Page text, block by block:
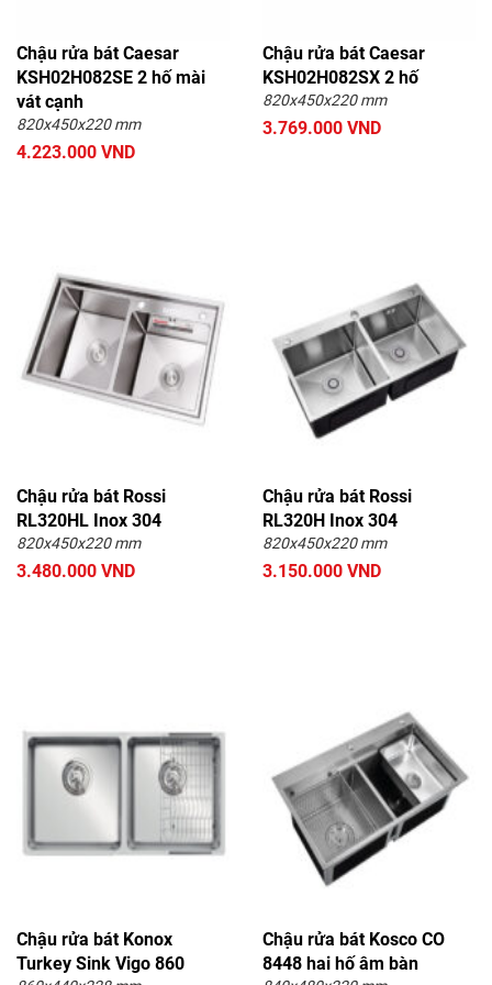
Chậu rửa bát Caesar
KSH02H082SE 2 hố mài
vát cạnh
820x450x220 mm
4.223.000 VND
Chậu rửa bát Caesar
KSH02H082SX 2 hố
820x450x220 mm
3.769.000 VND
Chậu rửa bát Rossi
RL320HL Inox 304
820x450x220 mm
3.480.000 VND
Chậu rửa bát Rossi
RL320H Inox 304
820x450x220 mm
3.150.000 VND
Chậu rửa bát Konox
Turkey Sink Vigo 860
Chậu rửa bát Kosco CO
8448 hai hố âm bàn